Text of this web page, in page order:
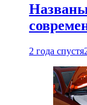
2 года спустя